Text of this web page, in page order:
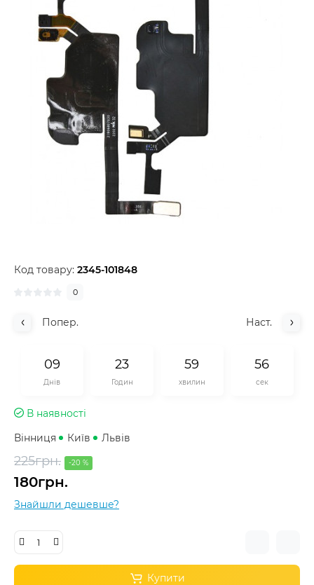
Код товару: 2345-101848
0
Попер. Наст.
09
Днів
23
Годин
59
хвилин
55
сек
В наявності
Вінниця
Київ Львів
225грн. -20 %
180грн.
Знайшли дешевше?
Купити